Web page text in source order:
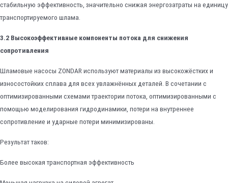
стабильную эффективность, значительно снижая энергозатраты на единицу
транспортируемого шлама.
3.2 Высокоэффективные компоненты потока для снижения
сопротивления
Шламовые насосы ZONDAR используют материалы из высокожёстких и
износостойких сплава для всех увлажнённых деталей. В сочетании с
оптимизированными схемами траектории потока, оптимизированными с
помощью моделирования гидродинамики, потери на внутреннее
сопротивление и ударные потери минимизированы.
Результат таков:
Более высокая транспортная эффективность